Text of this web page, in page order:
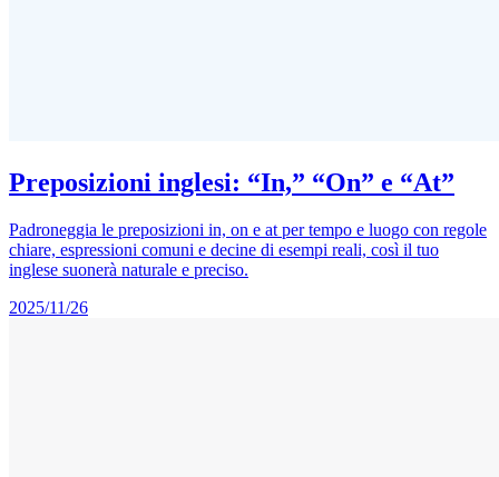
Preposizioni inglesi: “In,” “On” e “At”
Padroneggia le preposizioni in, on e at per tempo e luogo con regole
chiare, espressioni comuni e decine di esempi reali, così il tuo
inglese suonerà naturale e preciso.
2025/11/26